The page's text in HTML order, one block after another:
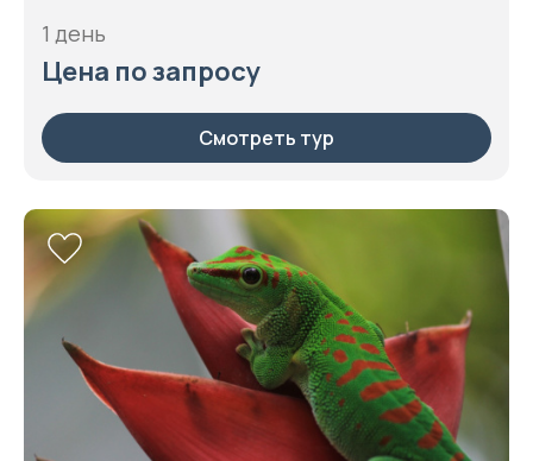
1 день
Цена по запросу
Смотреть тур